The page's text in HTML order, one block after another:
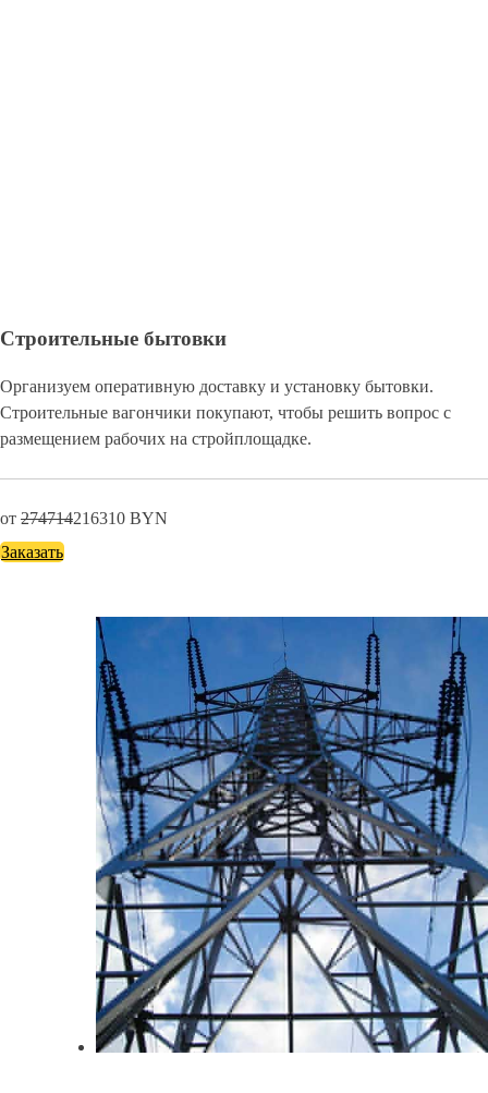
Строительные бытовки
Организуем оперативную доставку и установку бытовки.
Строительные вагончики покупают, чтобы решить вопрос с
размещением рабочих на стройплощадке.
от 274714216310 BYN
Заказать